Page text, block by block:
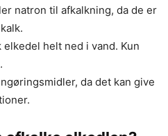
natron til afkalkning, da de er
helt ned i vand. Kun
da det kan give